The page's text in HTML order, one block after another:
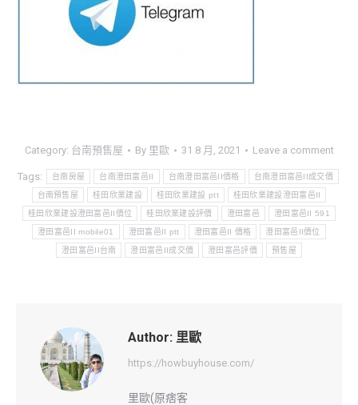
Category: 台南預售屋 By 里歐 31 8 月, 2021 Leave a comment
Tags: 台南房屋 台南澄田富邑II 台南澄田富邑II價格 台南澄田富邑II成交價
台南預售屋 桂田欣業建設 桂田欣業建設 ptt 桂田欣業建設澄田富邑II
桂田欣業建設澄田富邑II價位 桂田欣業建設評價 澄田富邑 澄田富邑II 591
澄田富邑II mobile01 澄田富邑II ptt 澄田富邑II 價格 澄田富邑II價位
澄田富邑II台南 澄田富邑II成交價 澄田富邑評價 預售屋
Author: 里歐
https://howbuyhouse.com/
里歐(原痞客